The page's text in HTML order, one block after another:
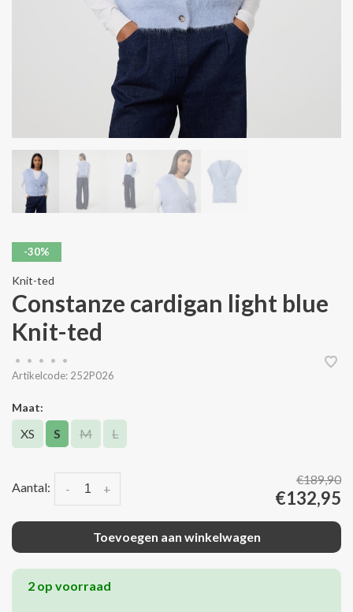
-30%
Knit-ted
Constanze cardigan light blue
Knit-ted
• • • •
•
Artikelcode: 252P026
Maat:
XS S M L
Aantal: +
-
€189,90
€132,95
Toevoegen aan winkelwagen
2 op voorraad